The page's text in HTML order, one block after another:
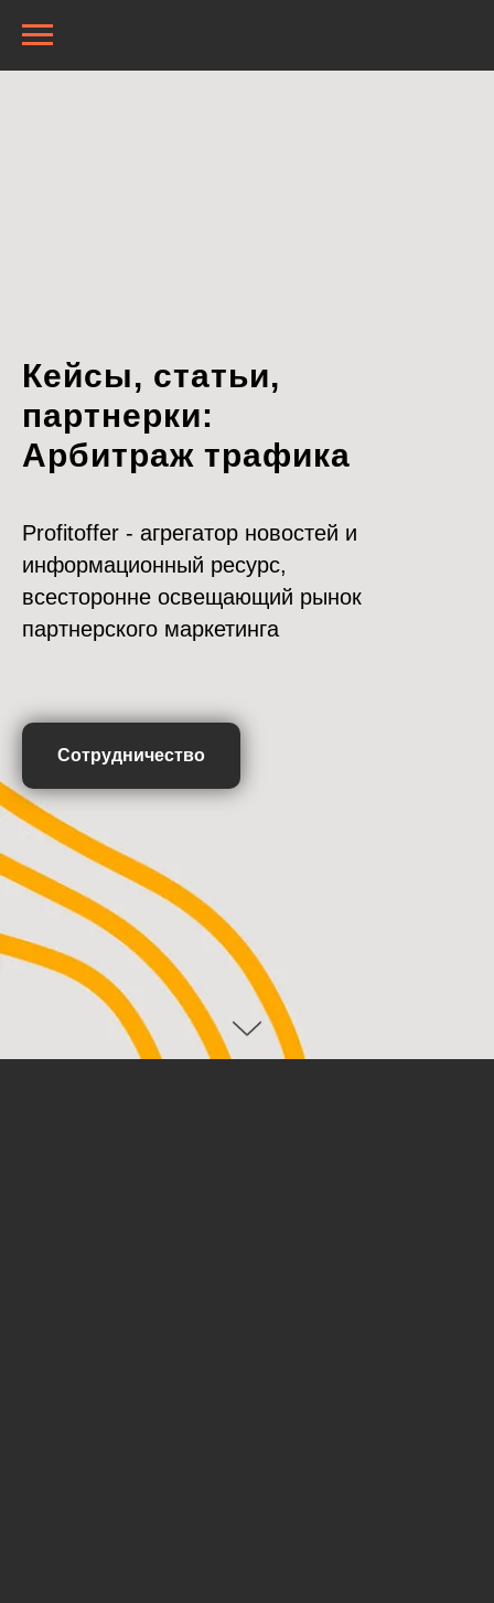
Кейсы, статьи,
партнерки:
Арбитраж трафика
Profitoffer - агрегатор новостей и
информационный ресурс,
всесторонне освещающий рынок
партнерского маркетинга
Сотрудничество